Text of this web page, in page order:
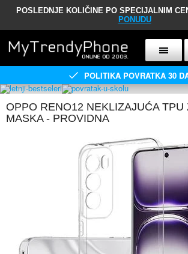
POSLEDNJE KOLIČINE PO SPECIJALNIM
PONUDU
POLITIKA POVRATKA 30
OPPO RENO12 NEKLIZAJUĆA TPU
MASKA - PROVIDNA